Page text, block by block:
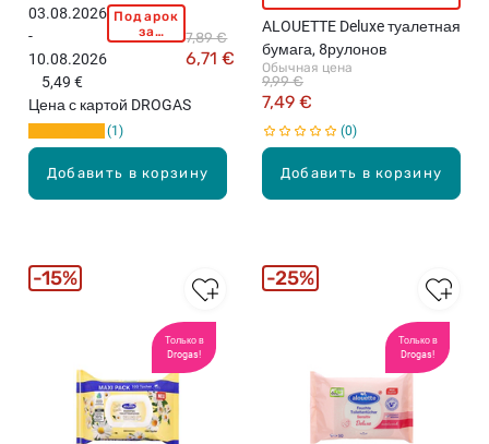
Добавить в корзину
03.08.2026
-
10.08.2026
Подарок
за
покупку L
O
E
E
K
в
а
ж
6,71 €
7,89 €
5,49 €
Цена с картой DROGAS
1
Добавить в корзину
ALOUETTE Deluxe туалетная
бумага, 8рулонов
Обычная цена
7,49 €
9,99 €
0
Только в
Drogas!
15%
Только в
Drogas!
25%